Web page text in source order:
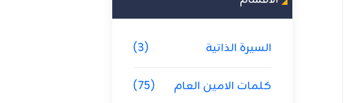
السيرة الذاتية (3)
كلمات الامين العام (75)